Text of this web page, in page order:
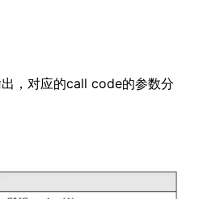
，对应的call code的参数分